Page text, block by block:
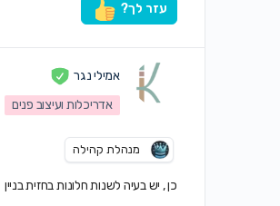
עזר לך?
אמילי נגר
אדריכלות ועיצוב פנים
מנהלת קהילה
כן , יש בעיה לשנות חלונות בחזית בניין